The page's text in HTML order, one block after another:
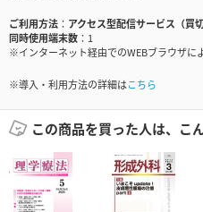
ご利用方法
アクセス型配信サービス（買切
同時使用端末数
1
※インターネット経由でのWEBブラウザに
※導入・利用方法の詳細はこちら
この商品を買った人は、こ